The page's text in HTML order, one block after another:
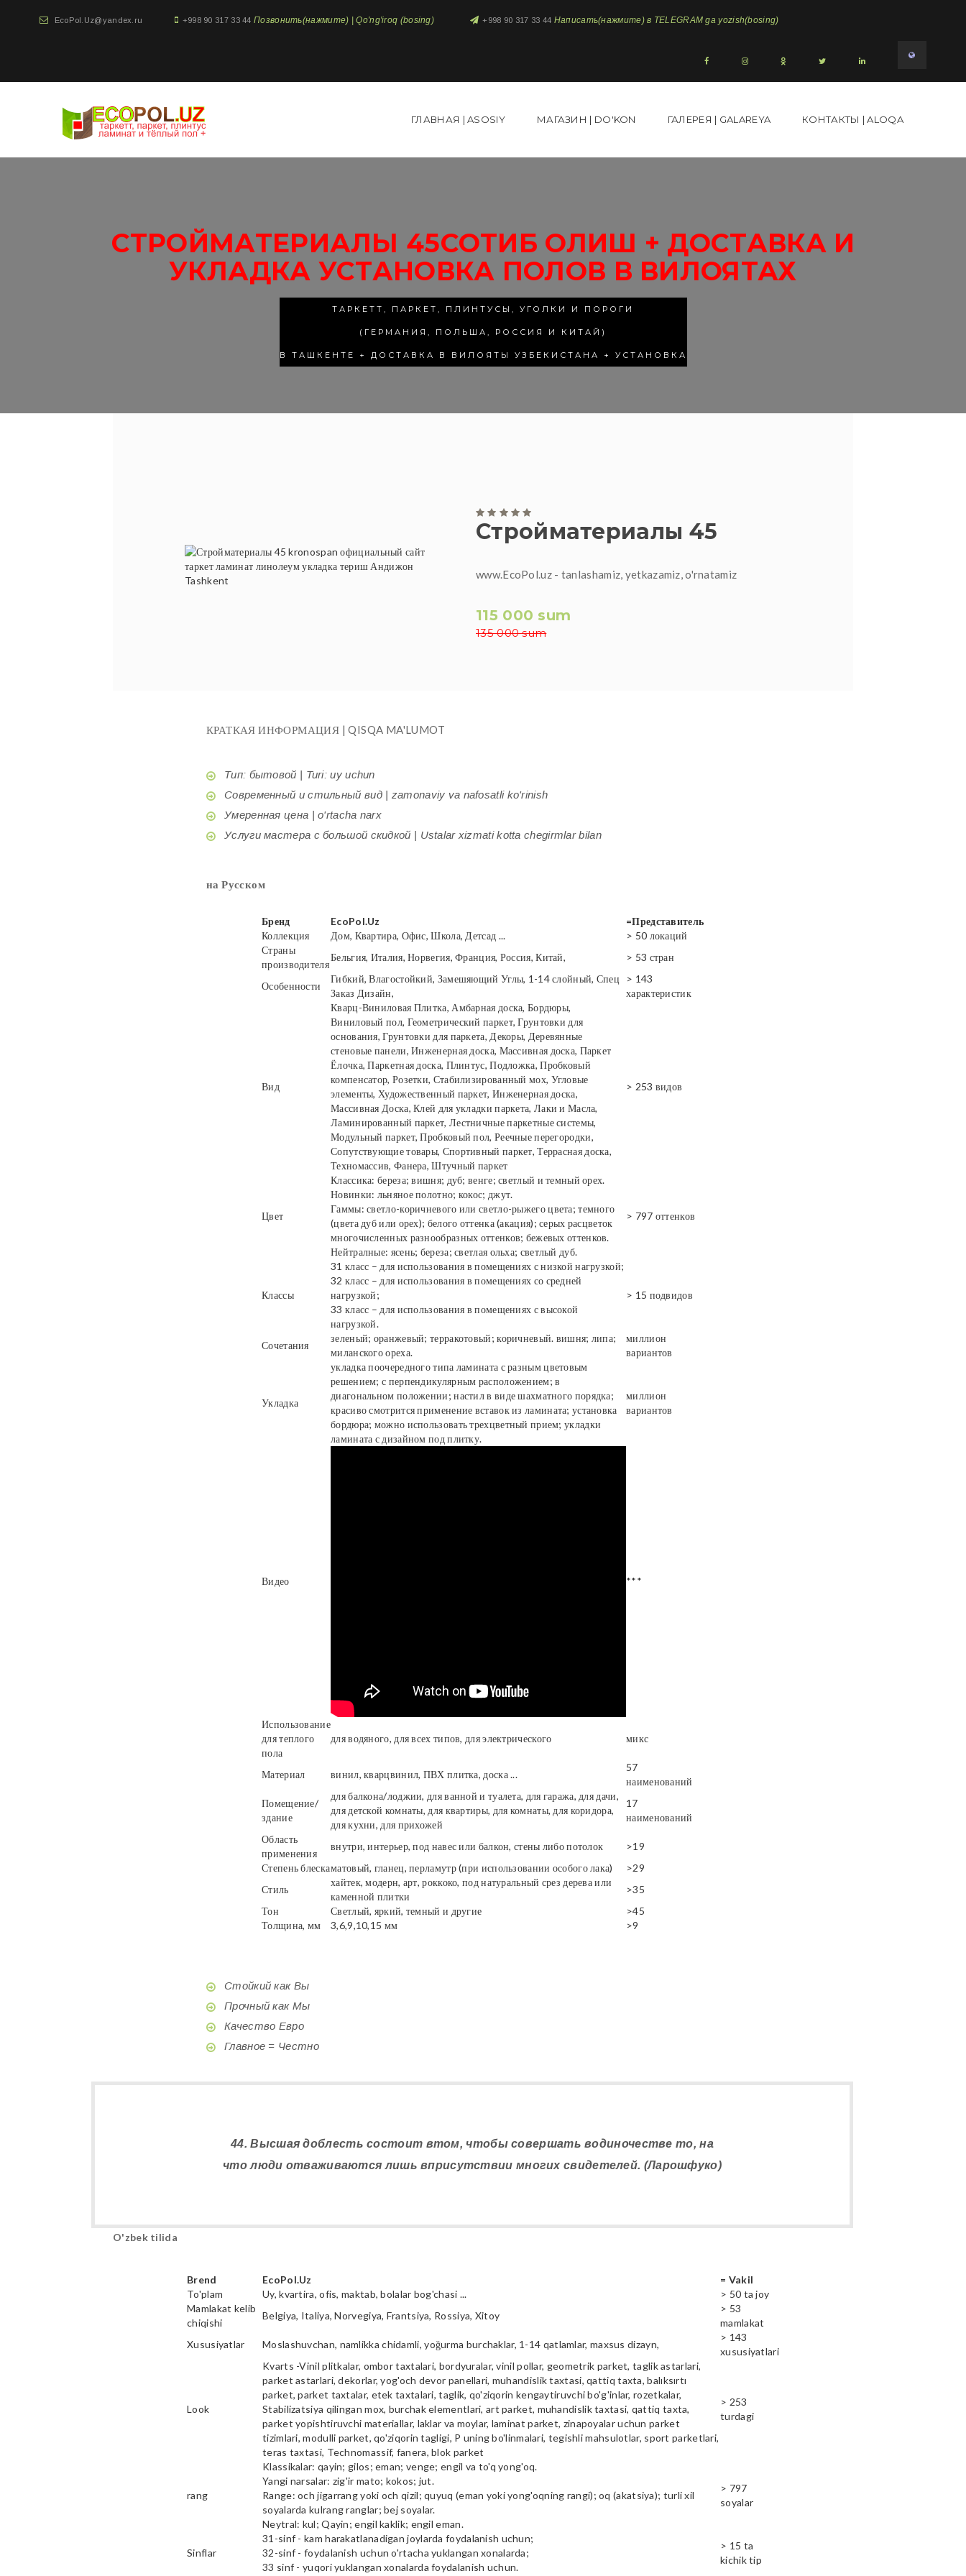
EcoPol.Uz@yandex.ru +998 90 317 33 44 Позвонить(нажмите) | Qo'ng'iroq (bosing) +998 90 317 33 44 Написать(нажмите) в TELEGRAM ga yozish(bosing)
ГЛАВНАЯ | ASOSIY МАГАЗИН | DO'KON ГАЛЕРЕЯ | GALAREYA КОНТАКТЫ | ALOQA
СТРОЙМАТЕРИАЛЫ 45СОТИБ ОЛИШ + ДОСТАВКА И
УКЛАДКА УСТАНОВКА ПОЛОВ В ВИЛОЯТАХ
ТАРКЕТТ, ПАРКЕТ, ПЛИНТУСЫ, УГОЛКИ И ПОРОГИ
(ГЕРМАНИЯ, ПОЛЬША, РОССИЯ И КИТАЙ)
В ТАШКЕНТЕ + ДОСТАВКА В ВИЛОЯТЫ УЗБЕКИСТАНА + УСТАНОВКА
Стройматериалы 45
www.EcoPol.uz - tanlashamiz, yetkazamiz, o'rnatamiz
115 000 sum
135 000 sum
КРАТКАЯ ИНФОРМАЦИЯ | QISQA MA'LUMOT
Тип: бытовой | Turi: uy uchun
Современный и стильный вид | zamonaviy va nafosatli ko'rinish
Умеренная цена | o'rtacha narx
Услуги мастера с большой скидкой | Ustalar xizmati kotta chegirmlar bilan
на Русском
Бренд EcoPol.Uz
=Представитель
Коллекция
Дом, Квартира, Офис, Школа, Детсад ...
> 50 локаций
Страны
производителя
Бельгия, Италия, Норвегия, Франция, Россия, Китай, > 53 стран
Особенности
Гибкий, Влагостойкий, Замешяющий Углы, 1-14 слойный, Спец
Заказ Дизайн,
> 143
характеристик
Вид
Кварц-Виниловая Плитка, Амбарная доска, Бордюры,
Виниловый пол, Геометрический паркет, Грунтовки для
основания, Грунтовки для паркета, Декоры, Деревянные
стеновые панели, Инженерная доска, Массивная доска, Паркет
Ёлочка, Паркетная доска, Плинтус, Подложка, Пробковый
компенсатор, Розетки, Стабилизированный мох, Угловые
элементы, Художественный паркет, Инженерная доска,
Массивная Доска, Клей для укладки паркета, Лаки и Масла,
Ламинированный паркет, Лестничные паркетные системы,
Модульный паркет, Пробковый пол, Реечные перегородки,
Сопутствующие товары, Спортивный паркет, Террасная доска,
Техномассив, Фанера, Штучный паркет
> 253 видов
Цвет
Классика: береза; вишня; дуб; венге; светлый и темный орех.
Новинки: льняное полотно; кокос; джут.
Гаммы: светло-коричневого или светло-рыжего цвета; темного
(цвета дуб или орех); белого оттенка (акация); серых расцветок
многочисленных разнообразных оттенков; бежевых оттенков.
Нейтралные: ясень; береза; светлая ольха; светлый дуб.
> 797 оттенков
Классы
31 класс – для использования в помещениях с низкой нагрузкой;
32 класс – для использования в помещениях со средней
нагрузкой;
33 класс – для использования в помещениях с высокой
нагрузкой.
> 15 подвидов
Сочетания
зеленый; оранжевый; терракотовый; коричневый. вишня; липа;
миланского ореха.
миллион
вариантов
Укладка
укладка поочередного типа ламината с разным цветовым
решением; с перпендикулярным расположением; в
диагональном положении; настил в виде шахматного порядка;
красиво смотрится применение вставок из ламината; установка
бордюра; можно использовать трехцветный прием; укладки
ламината с дизайном под плитку.
миллион
вариантов
Видео ***
Использование
для теплого
пола
для водяного, для всех типов, для электрического микс
Материал винил, кварцвинил, ПВХ плитка, доска ...
57
наименований
Помещение/
здание
для балкона/лоджии, для ванной и туалета, для гаража, для дачи,
для детской комнаты, для квартиры, для комнаты, для коридора,
для кухни, для прихожей
17
наименований
Область
применения
внутри, интерьер, под навес или балкон, стены либо потолок
>19
Степень блескаматовый, гланец, перламутр (при использовании особого лака)
>29
Стиль
хайтек, модерн, арт, роккоко, под натуральный срез дерева или
каменной плитки
>35
Тон
Светлый, яркий, темный и другие
>45
Толщина, мм
3,6,9,10,15 мм >9
Стойкий как Вы
Прочный как Мы
Качество Евро
Главное = Честно
44. Высшая доблесть состоит втом, чтобы совершать водиночестве то, на
что люди отваживаются лишь вприсутствии многих свидетелей. (Ларошфуко)
O'zbek tilida
Brend EcoPol.Uz
= Vakil
To'plam
Uy, kvartira, ofis, maktab, bolalar bog'chasi ...
> 50 ta joy
Mamlakat kelib
chiqishi
Belgiya, Italiya, Norvegiya, Frantsiya, Rossiya, Xitoy
> 53
mamlakat
Xususiyatlar
Moslashuvchan, namlikka chidamli, yoğurma burchaklar, 1-14 qatlamlar, maxsus dizayn,
> 143
xususiyatlari
Look
Kvarts -Vinil plitkalar, ombor taxtalari, bordyuralar, vinil pollar, geometrik parket, taglik astarlari,
parket astarlari, dekorlar, yog'och devor panellari, muhandislik taxtasi, qattiq taxta, balıksırtı
parket, parket taxtalar, etek taxtalari, taglik, qo'ziqorin kengaytiruvchi bo'g'inlar, rozetkalar,
Stabilizatsiya qilingan mox, burchak elementlari, art parket, muhandislik taxtasi, qattiq taxta,
parket yopishtiruvchi materiallar, laklar va moylar, laminat parket, zinapoyalar uchun parket
tizimlari, modulli parket, qo'ziqorin tagligi, P uning bo'linmalari, tegishli mahsulotlar, sport parketlari,
teras taxtasi, Technomassif, fanera, blok parket
> 253
turdagi
rang
Klassikalar: qayin; gilos; eman; venge; engil va to'q yong'oq.
Yangi narsalar: zig'ir mato; kokos; jut.
Range: och jigarrang yoki och qizil; quyuq (eman yoki yong'oqning rangi); oq (akatsiya); turli xil
soyalarda kulrang ranglar; bej soyalar.
Neytral: kul; Qayin; engil kaklik; engil eman.
> 797
soyalar
Sinflar
31-sinf - kam harakatlanadigan joylarda foydalanish uchun;
32-sinf - foydalanish uchun o'rtacha yuklangan xonalarda;
33 sinf - yuqori yuklangan xonalarda foydalanish uchun.
> 15 ta
kichik tip